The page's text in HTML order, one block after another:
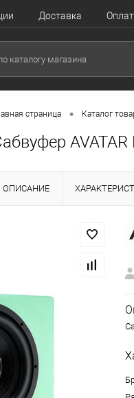
Доставка
страница • Каталог
ОПИСАНИЕ